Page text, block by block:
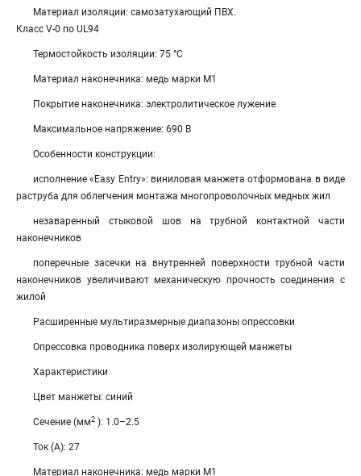
Материал изоляции: самозатухающий ПВХ.
Класс V-0 по UL94
Термостойкость изоляции: 75 °C
Материал наконечника: медь марки М1
Покрытие наконечника: электролитическое лужение
Максимальное напряжение: 690 В
Особенности конструкции:
исполнение «Easy Entry»: виниловая манжета отформована в виде
раструба для облегчения монтажа многопроволочных медных жил
незаваренный стыковой шов на трубной контактной части
наконечников
поперечные засечки на внутренней поверхности трубной части
наконечников увеличивают механическую прочность соединения с
жилой
Расширенные мультиразмерные диапазоны опрессовки
Опрессовка проводника поверх изолирующей манжеты
Характеристики
Цвет манжеты: синий
Сечение (мм2 ): 1.0–2.5
Ток (А): 27
Материал наконечника: медь марки М1